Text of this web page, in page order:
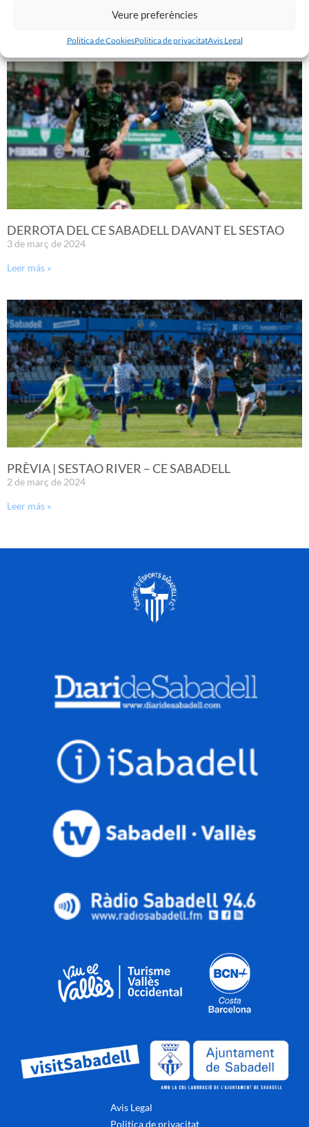
Veure preferències
Politica de CookiesPolitica de privacitatAvis Legal
DERROTA DEL CE SABADELL DAVANT EL SESTAO
3 de març de 2024
Leer más »
PRÈVIA | SESTAO RIVER – CE SABADELL
2 de març de 2024
Leer más »
Avis Legal
Politica de privacitat